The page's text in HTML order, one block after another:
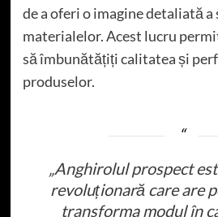
de a oferi o imagine detaliată
materialelor. Acest lucru
să îmbunătățiți calitatea și
produselor.
„Anghirolul prospect
revoluționară care are
transforma modul în